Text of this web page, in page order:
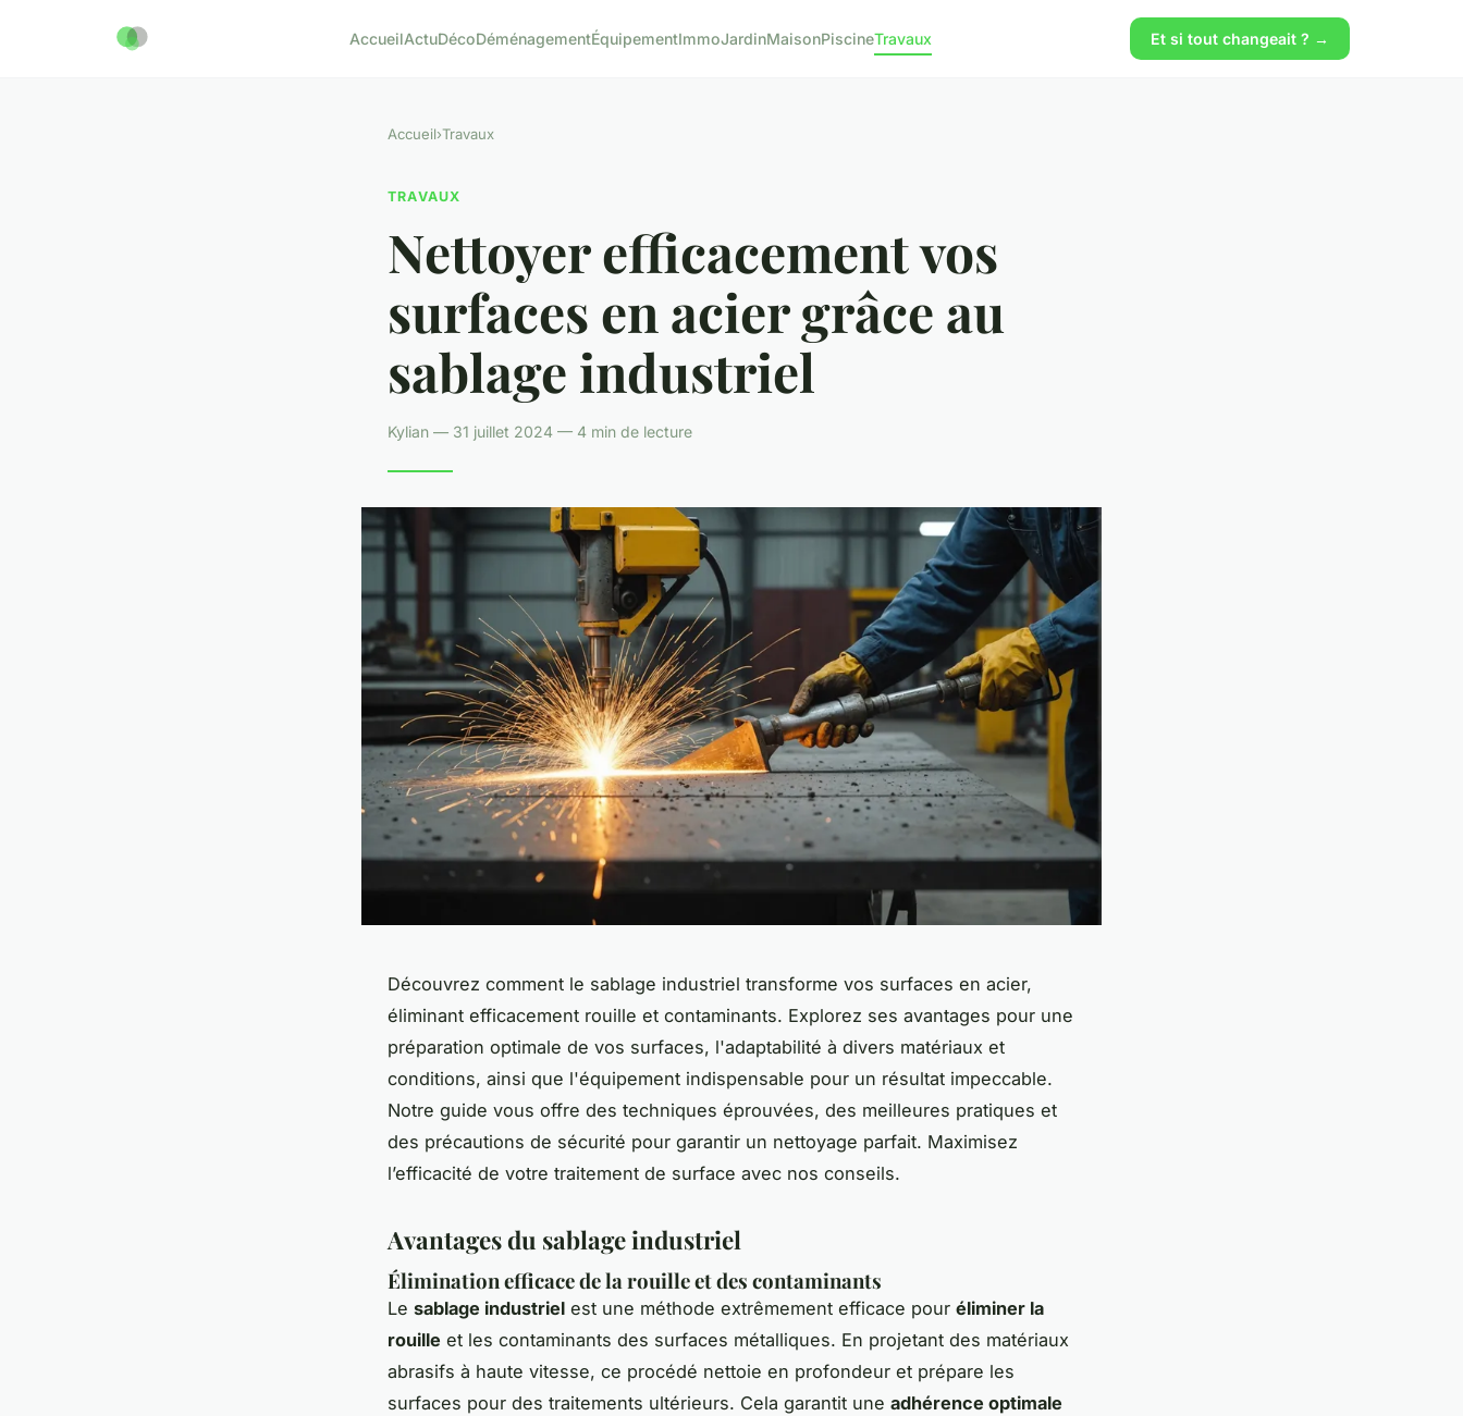
AccueilActuDécoDéménagementÉquipementImmoJardinMaisonPiscineTravaux Et si tout changeait ? →
Accueil›Travaux
TRAVAUX
Nettoyer efficacement vos
surfaces en acier grâce au
sablage industriel
Kylian — 31 juillet 2024 — 4 min de lecture
Découvrez comment le sablage industriel transforme vos surfaces en acier,
éliminant efficacement rouille et contaminants. Explorez ses avantages pour une
préparation optimale de vos surfaces, l'adaptabilité à divers matériaux et
conditions, ainsi que l'équipement indispensable pour un résultat impeccable.
Notre guide vous offre des techniques éprouvées, des meilleures pratiques et
des précautions de sécurité pour garantir un nettoyage parfait. Maximisez
l’efficacité de votre traitement de surface avec nos conseils.
Avantages du sablage industriel
Élimination efficace de la rouille et des contaminants
Le sablage industriel est une méthode extrêmement efficace pour éliminer la
rouille et les contaminants des surfaces métalliques. En projetant des matériaux
abrasifs à haute vitesse, ce procédé nettoie en profondeur et prépare les
surfaces pour des traitements ultérieurs. Cela garantit une adhérence optimale